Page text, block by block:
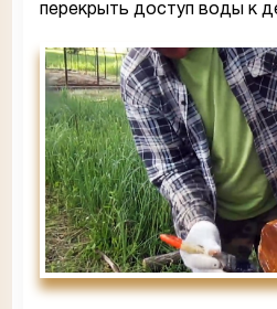
перекрыть доступ воды к